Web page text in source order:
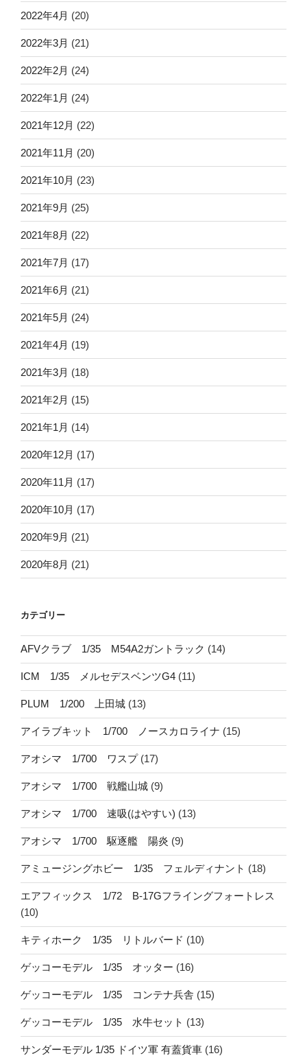
2022年4月 (20)
2022年3月 (21)
2022年2月 (24)
2022年1月 (24)
2021年12月 (22)
2021年11月 (20)
2021年10月 (23)
2021年9月 (25)
2021年8月 (22)
2021年7月 (17)
2021年6月 (21)
2021年5月 (24)
2021年4月 (19)
2021年3月 (18)
2021年2月 (15)
2021年1月 (14)
2020年12月 (17)
2020年11月 (17)
2020年10月 (17)
2020年9月 (21)
2020年8月 (21)
カテゴリー
AFVクラブ 1/35 M54A2ガントラック (14)
ICM 1/35 メルセデスベンツG4 (11)
PLUM 1/200 上田城 (13)
アイラブキット 1/700 ノースカロライナ (15)
アオシマ 1/700 ワスプ(17)
アオシマ 1/700 戦艦山城 (9)
アオシマ 1/700 速吸(はやすい) (13)
アオシマ 1/700 駆逐艦 陽炎 (9)
アミュージングホビー 1/35 フェルディナント (18)
エアフィックス 1/72 B-17Gフライングフォートレス
(10)
キティホーク 1/35 リトルバード (10)
ゲッコーモデル 1/35 オッター (16)
ゲッコーモデル 1/35 コンテナ兵舎 (15)
ゲッコーモデル 1/35 水牛セット (13)
サンダーモデル 1/35 ドイツ軍 有蓋貨車 (16)